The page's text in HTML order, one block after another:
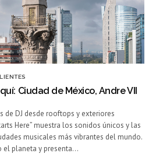
Ciudad de México, Andre VII
de DJ desde rooftops y exteriores
Here” muestra los sonidos únicos y las
musicales más vibrantes del mundo.
el planeta y presenta…